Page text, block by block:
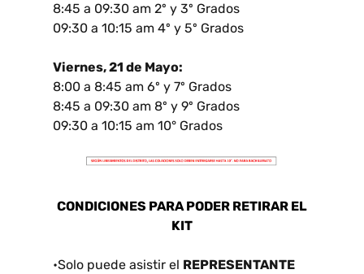
8:45 a 09:30 am 2º y 3º Grados
09:30 a 10:15 am 4º y 5º Grados
Viernes, 21 de Mayo:
8:00 a 8:45 am 6º y 7º Grados
8:45 a 09:30 am 8º y 9º Grados
09:30 a 10:15 am 10° Grados
CONDICIONES PARA PODER RETIRAR EL
KIT
•Solo puede asistir el REPRESENTANTE